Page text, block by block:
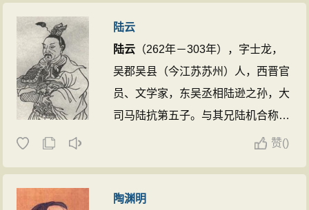
《文心雕龙》说：“孟阳、景阳，才
绮而相埒。”一说，“三张”指张华与
载、张协二人，张亢不在其内。 ...
陆云
陆云 （262年－303年），字士龙，
吴郡吴县（今江苏苏州）人，西晋官
员、文学家，东吴丞相陆逊之孙，大
司马陆抗第五子。与其兄陆机合称
“二陆”，曾任清河内史，故世称“陆清
晏的郎中令，直言敢谏，经常批评吴
赞()
陶渊明